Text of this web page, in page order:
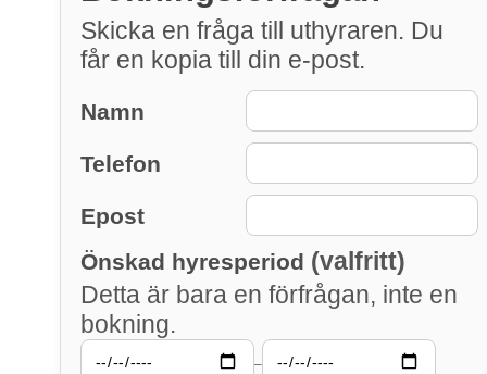
Skicka en fråga till uthyraren. Du
får en kopia till din e-post.
Namn
Telefon
Epost
Önskad hyresperiod (valfritt)
Detta är bara en förfrågan, inte en
bokning.
–